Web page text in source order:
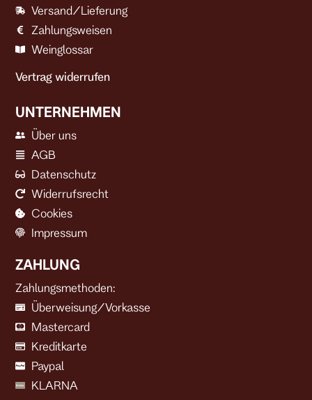
Versand/Lieferung
Zahlungsweisen
Weinglossar
Vertrag widerrufen
UNTERNEHMEN
Über uns
AGB
Datenschutz
Widerrufsrecht
Cookies
Impressum
ZAHLUNG
Zahlungsmethoden:
Überweisung/Vorkasse
Mastercard
Kreditkarte
Paypal
KLARNA